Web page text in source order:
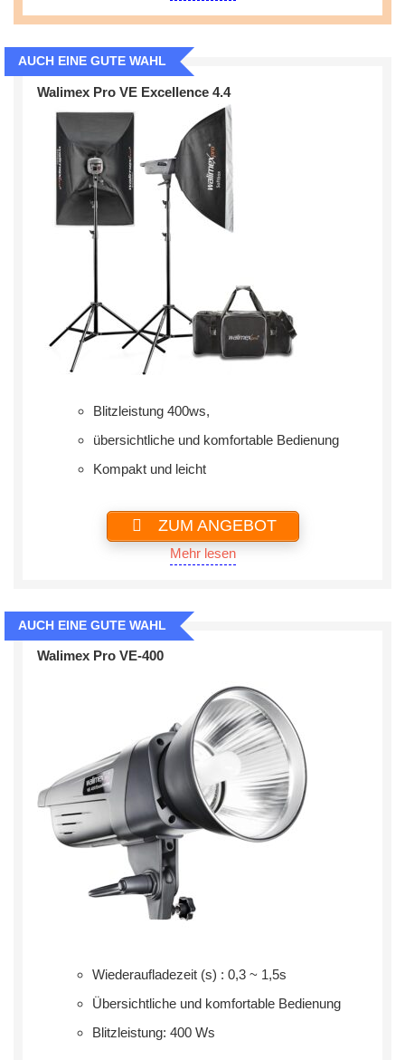
AUCH EINE GUTE WAHL
Walimex Pro VE Excellence 4.4
Blitzleistung 400ws,
übersichtliche und komfortable Bedienung
Kompakt und leicht
ZUM ANGEBOT
Mehr lesen
AUCH EINE GUTE WAHL
Walimex Pro VE-400
Wiederaufladezeit (s) : 0,3 ~ 1,5s
Übersichtliche und komfortable Bedienung
Blitzleistung: 400 Ws